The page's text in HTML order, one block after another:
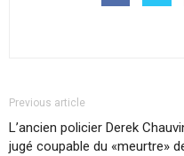
Previous article
L’ancien policier Derek
jugé coupable du «meurtre»